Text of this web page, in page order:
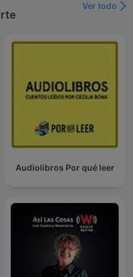
Ver todo
Audiolibros Por qué leer